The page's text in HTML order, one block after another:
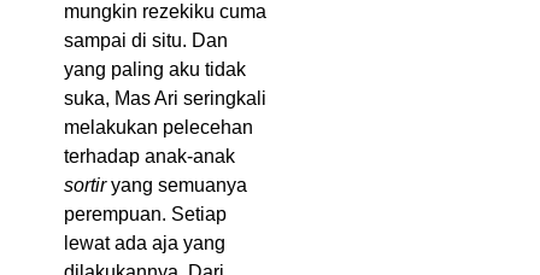
mungkin rezekiku cuma
sampai di situ. Dan
yang paling aku tidak
suka, Mas Ari seringkali
melakukan pelecehan
terhadap anak-anak
sortiryang semuanya
perempuan. Setiap
lewat ada aja yang